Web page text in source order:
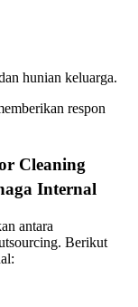
hunian keluarga.
respon
Cleaning
Internal
antara
Berikut